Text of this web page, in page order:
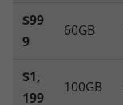
$99
9
60GB
$1,
199
100GB